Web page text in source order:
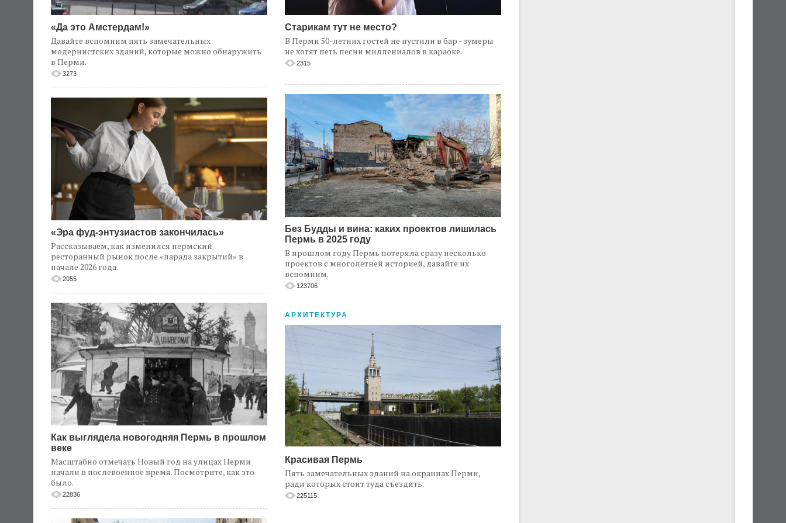
«Да это Амстердам!»
Давайте вспомним пять замечательных
модернистских зданий, которые можно обнаружить
в Перми.
3273
«Эра фуд-энтузиастов закончилась»
Рассказываем, как изменился пермский
ресторанный рынок после «парада закрытий» в
начале 2026 года.
2055
Как выглядела новогодняя Пермь в прошлом
веке
Масштабно отмечать Новый год на улицах Перми
начали в послевоенное время. Посмотрите, как это
было.
22836
Старикам тут не место?
В Перми 50-летних гостей не пустили в бар - зумеры
не хотят петь песни миллениалов в караоке.
2315
Без Будды и вина: каких проектов лишилась
Пермь в 2025 году
В прошлом году Пермь потеряла сразу несколько
проектов с многолетней историей, давайте их
вспомним.
123706
АРХИТЕКТУРА
Красивая Пермь
Пять замечательных зданий на окраинах Перми,
ради которых стоит туда съездить.
225115